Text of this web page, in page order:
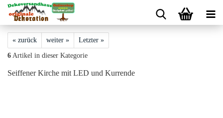
« zurück weiter » Letzter »
6 Artikel in dieser Kategorie
Seiffener Kirche mit LED und Kurrende